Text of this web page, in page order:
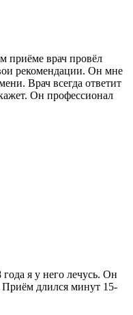
приёме врач провёл
рекомендации. Он мне
Врач всегда ответит
Он профессионал
я у него лечусь. Он
длился минут 15-